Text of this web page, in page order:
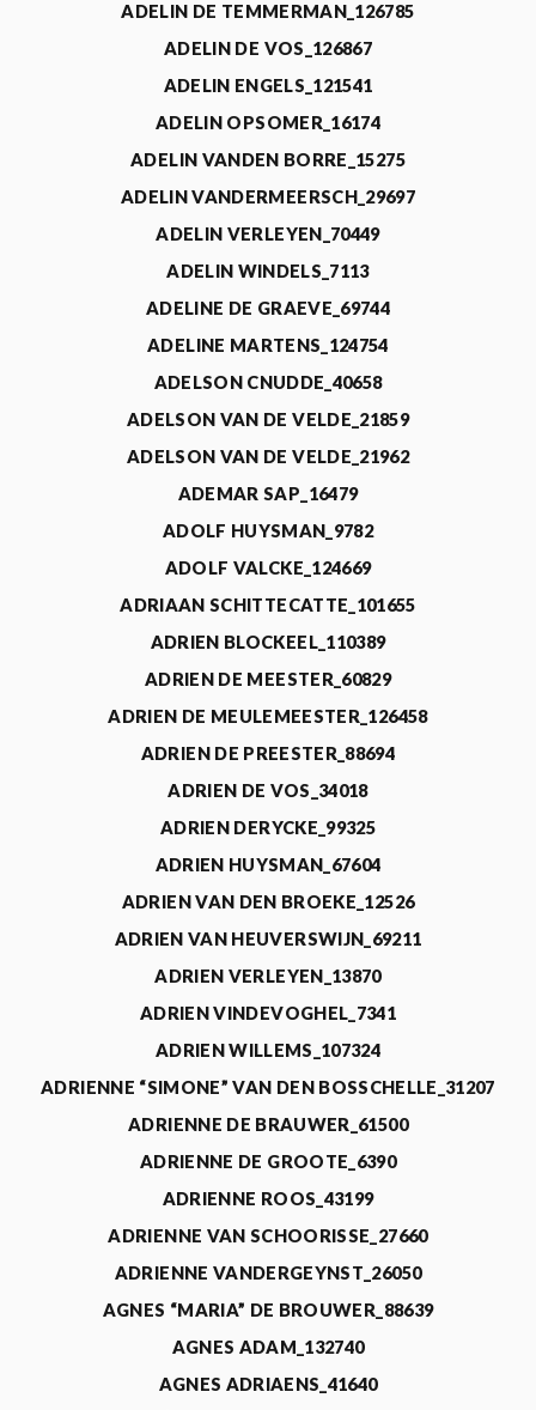
ADELIN DE TEMMERMAN_126785
ADELIN DE VOS_126867
ADELIN ENGELS_121541
ADELIN OPSOMER_16174
ADELIN VANDEN BORRE_15275
ADELIN VANDERMEERSCH_29697
ADELIN VERLEYEN_70449
ADELIN WINDELS_7113
ADELINE DE GRAEVE_69744
ADELINE MARTENS_124754
ADELSON CNUDDE_40658
ADELSON VAN DE VELDE_21859
ADELSON VAN DE VELDE_21962
ADEMAR SAP_16479
ADOLF HUYSMAN_9782
ADOLF VALCKE_124669
ADRIAAN SCHITTECATTE_101655
ADRIEN BLOCKEEL_110389
ADRIEN DE MEESTER_60829
ADRIEN DE MEULEMEESTER_126458
ADRIEN DE PREESTER_88694
ADRIEN DE VOS_34018
ADRIEN DERYCKE_99325
ADRIEN HUYSMAN_67604
ADRIEN VAN DEN BROEKE_12526
ADRIEN VAN HEUVERSWIJN_69211
ADRIEN VERLEYEN_13870
ADRIEN VINDEVOGHEL_7341
ADRIEN WILLEMS_107324
ADRIENNE “SIMONE” VAN DEN BOSSCHELLE_31207
ADRIENNE DE BRAUWER_61500
ADRIENNE DE GROOTE_6390
ADRIENNE ROOS_43199
ADRIENNE VAN SCHOORISSE_27660
ADRIENNE VANDERGEYNST_26050
AGNES “MARIA” DE BROUWER_88639
AGNES ADAM_132740
AGNES ADRIAENS_41640